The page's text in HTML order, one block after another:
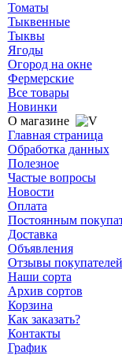
Томаты
Тыквенные
Тыквы
Ягоды
Огород на окне
Фермерские
Все товары
Новинки
О магазине
Главная страница
Обработка данных
Полезное
Частые вопросы
Новости
Оплата
Постоянным
Доставка
Объявления
Отзывы покупателей
Наши сорта
Архив сортов
Корзина
Как заказать?
Контакты
График